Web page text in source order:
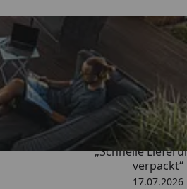
Trusted
4,65/ 5
„Schnelle
verpackt“
17.07.2026